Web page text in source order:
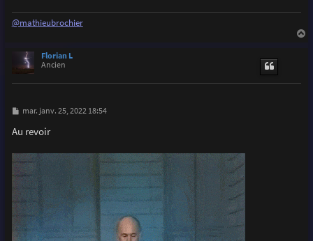
@mathieubrochier
Florian L
Ancien
M
s
s
g
e
mar. janv. 25, 2022 18:54
Au revoir